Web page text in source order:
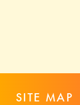
SITE MAP